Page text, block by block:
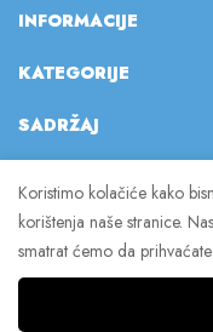
INFORMACIJE
KATEGORIJE
SADRŽAJ
© 2023 Lively
Koristimo kolačiće kako
korištenja naše stranice.
smatrat ćemo da